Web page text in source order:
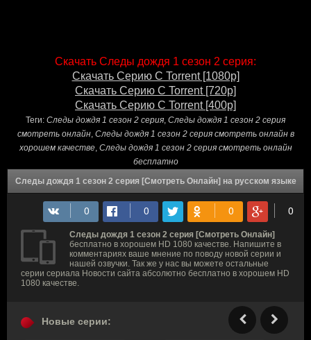
Скачать Следы дождя 1 сезон 2 серия:
Скачать Серию С Torrent [1080p]
Скачать Серию С Torrent [720p]
Скачать Серию С Torrent [400p]
Теги: Следы дождя 1 сезон 2 серия Следы дождя 1 сезон 2 серия
смотреть онлайн, Следы дождя 1 сезон 2 серия смотреть онлайн в
хорошем качестве, Следы дождя 1 сезон 2 серия смотреть онлайн
бесплатно
Следы дождя 1 сезон 2 серия [Смотреть Онлайн] на русском языке
Следы дождя 1 сезон 2 серия [Смотреть Онлайн]
бесплатно в хорошем HD 1080 качестве. Напишите в
комментариях ваше мнение по поводу новой серии и
нашей озвучки. Так же у нас вы можете остальные
серии сериала Новости сайта абсолютно бесплатно в хорошем HD
1080 качестве.
Новые серии: